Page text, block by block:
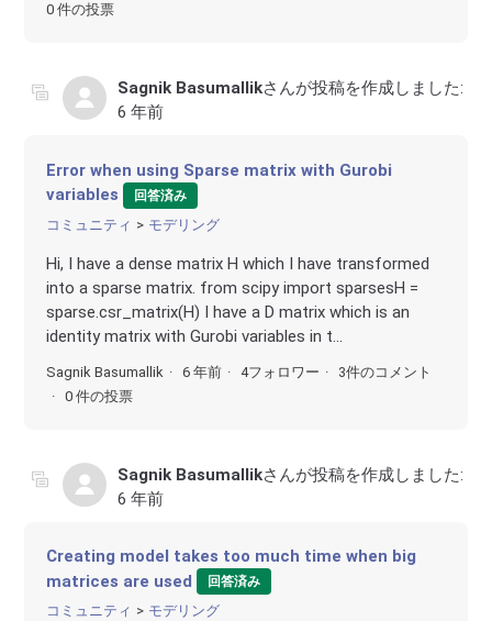
0 件の投票
Sagnik Basumallikさんが投稿を作成しました:
6 年前
Error when using Sparse matrix with Gurobi
variables
回答済み
コミュニティ モデリング
Hi, I have a dense matrix H which I have transformed
into a sparse matrix. from scipy import sparsesH =
sparse.csr_matrix(H) I have a D matrix which is an
identity matrix with Gurobi variables in t...
Sagnik Basumallik 6 年前 4フォロワー
3件のコメント
0 件の投票
Sagnik Basumallikさんが投稿を作成しました:
6 年前
Creating model takes too much time when big
matrices are used
回答済み
コミュニティ モデリング